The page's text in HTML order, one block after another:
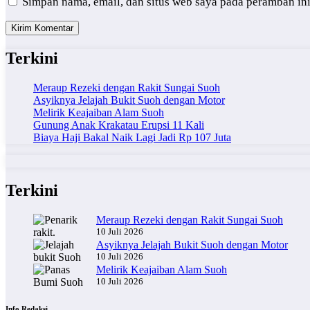
Terkini
Meraup Rezeki dengan Rakit Sungai Suoh
Asyiknya Jelajah Bukit Suoh dengan Motor
Melirik Keajaiban Alam Suoh
Gunung Anak Krakatau Erupsi 11 Kali
Biaya Haji Bakal Naik Lagi Jadi Rp 107 Juta
Terkini
Meraup Rezeki dengan Rakit Sungai Suoh
10 Juli 2026
Asyiknya Jelajah Bukit Suoh dengan Motor
10 Juli 2026
Melirik Keajaiban Alam Suoh
10 Juli 2026
Info Redaksi